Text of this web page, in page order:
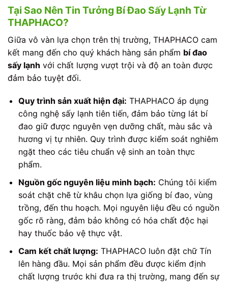
Tại Sao Nên Tin Tưởng Bí Đao Sấy Lạnh Từ
THAPHACO?
Giữa vô vàn lựa chọn trên thị trường, THAPHACO cam
kết mang đến cho quý khách hàng sản phẩm bí đao
sấy lạnh với chất lượng vượt trội và độ an toàn được
đảm bảo tuyệt đối.
Quy trình sản xuất hiện đại: THAPHACO áp dụng
công nghệ sấy lạnh tiên tiến, đảm bảo từng lát bí
đao giữ được nguyên vẹn dưỡng chất, màu sắc và
hương vị tự nhiên. Quy trình được kiểm soát nghiêm
ngặt theo các tiêu chuẩn vệ sinh an toàn thực
phẩm.
Nguồn gốc nguyên liệu minh bạch: Chúng tôi kiểm
soát chặt chẽ từ khâu chọn lựa giống bí đao, vùng
trồng, đến thu hoạch. Mọi nguyên liệu đều có nguồn
gốc rõ ràng, đảm bảo không có hóa chất độc hại
hay thuốc bảo vệ thực vật.
Cam kết chất lượng: THAPHACO luôn đặt chữ Tín
lên hàng đầu. Mọi sản phẩm đều được kiểm định
chất lượng trước khi đưa ra thị trường, mang đến sự